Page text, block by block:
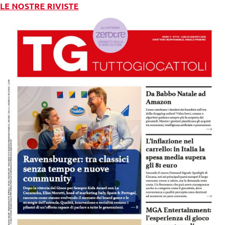
LE NOSTRE RIVISTE